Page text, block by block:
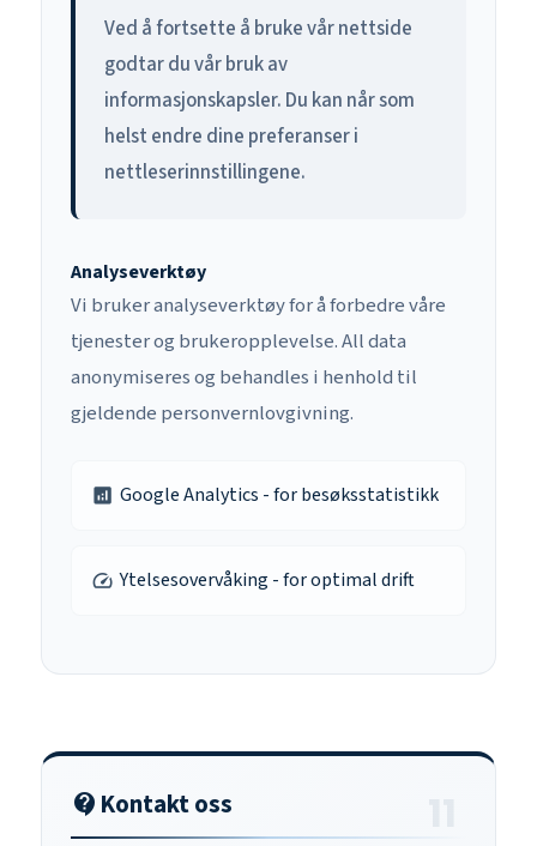
Ved å fortsette å bruke vår nettside
godtar du vår bruk av
informasjonskapsler. Du kan når som
helst endre dine preferanser i
nettleserinnstillingene.
Analyseverktøy
Vi bruker analyseverktøy for å forbedre våre
tjenester og brukeropplevelse. All data
anonymiseres og behandles i henhold til
gjeldende personvernlovgivning.
analytics Google Analytics - for besøksstatistikk
speed Ytelsesovervåking - for optimal drift
contact_support Kontakt oss